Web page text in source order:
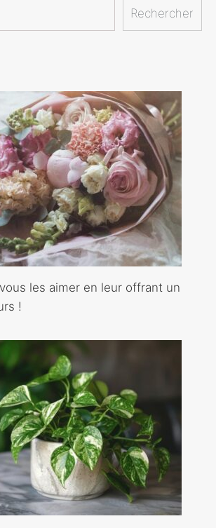
Rechercher
les aimer en leur offrant un
!